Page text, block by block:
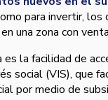
para invertir, los
una zona con
es la facilidad de
social (VIS), que
por medio de